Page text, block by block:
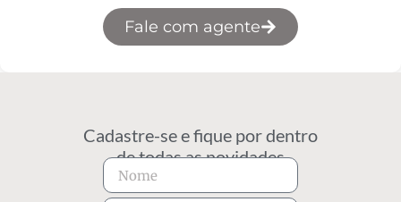
Fale com agente
Cadastre-se e fique por dentro
de todas as novidades